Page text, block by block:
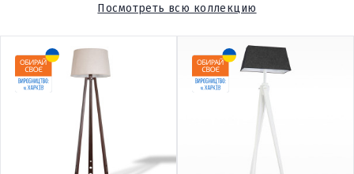
Посмотреть всю коллекцию